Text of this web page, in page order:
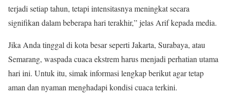
terjadi setiap tahun, tetapi intensitasnya meningkat secara
signifikan dalam beberapa hari terakhir,” jelas Arif kepada media.
Jika Anda tinggal di kota besar seperti Jakarta, Surabaya, atau
Semarang, waspada cuaca ekstrem harus menjadi perhatian utama
hari ini. Untuk itu, simak informasi lengkap berikut agar tetap
aman dan nyaman menghadapi kondisi cuaca terkini.